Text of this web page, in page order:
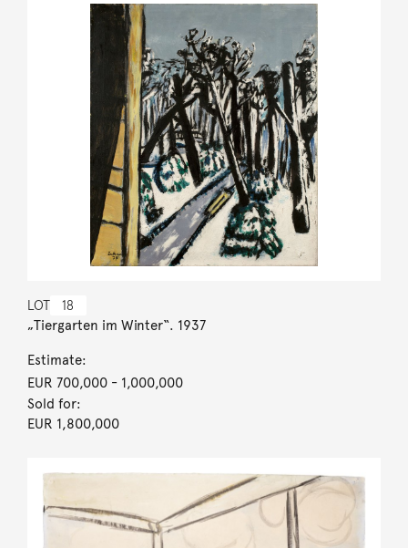
LOT 18
„Tiergarten im Winter“. 1937
Estimate:
EUR 700,000- 1,000,000
Sold for:
EUR 1,800,000